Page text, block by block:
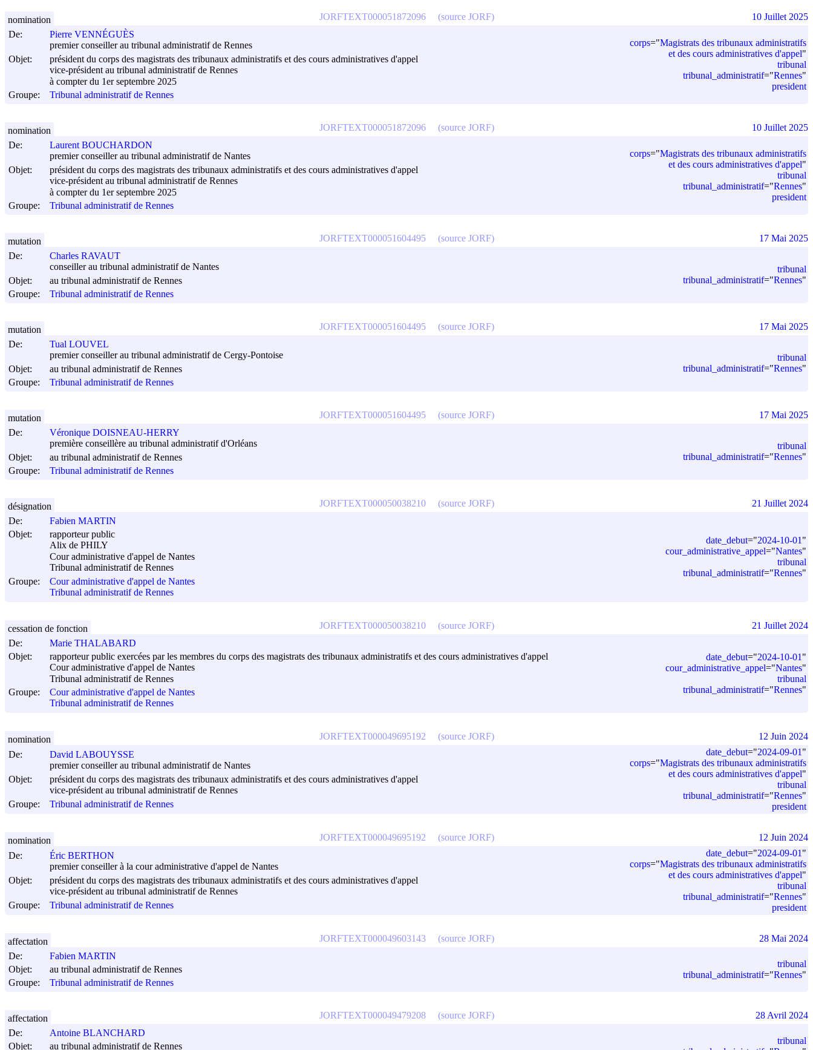
De:
Pierre VENNÉGUÈS
premier conseiller au tribunal administratif de Rennes
Objet:
président du corps des magistrats des tribunaux administratifs et des cours administratives d'appel
vice-président au tribunal administratif de Rennes
à compter du 1er septembre 2025
Groupe:
Tribunal administratif de Rennes
corps="Magistrats des tribunaux administratifs
et des cours administratives d'appel"
tribunal
tribunal_administratif="Rennes"
president
JORFTEXT000051872096 (source JORF)
nomination 10 Juillet 2025
De:
Laurent BOUCHARDON
premier conseiller au tribunal administratif de Nantes
Objet:
président du corps des magistrats des tribunaux administratifs et des cours administratives d'appel
vice-président au tribunal administratif de Rennes
à compter du 1er septembre 2025
Groupe:
Tribunal administratif de Rennes
corps="Magistrats des tribunaux administratifs
et des cours administratives d'appel"
tribunal
tribunal_administratif="Rennes"
president
JORFTEXT000051872096 (source JORF)
nomination 10 Juillet 2025
De:
Charles RAVAUT
conseiller au tribunal administratif de Nantes
Objet:
au tribunal administratif de Rennes
Groupe:
Tribunal administratif de Rennes
tribunal
tribunal_administratif="Rennes"
JORFTEXT000051604495 (source JORF)
mutation 17 Mai 2025
De:
Tual LOUVEL
premier conseiller au tribunal administratif de Cergy-Pontoise
Objet:
au tribunal administratif de Rennes
Groupe:
Tribunal administratif de Rennes
tribunal
tribunal_administratif="Rennes"
JORFTEXT000051604495 (source JORF)
mutation 17 Mai 2025
De:
Véronique DOISNEAU-HERRY
première conseillère au tribunal administratif d'Orléans
Objet:
au tribunal administratif de Rennes
Groupe:
Tribunal administratif de Rennes
tribunal
tribunal_administratif="Rennes"
JORFTEXT000051604495 (source JORF)
mutation 17 Mai 2025
De:
Fabien MARTIN
Objet:
rapporteur public
Alix de PHILY
Cour administrative d'appel de Nantes
Tribunal administratif de Rennes
Groupe:
Cour administrative d'appel de Nantes
Tribunal administratif de Rennes
date_debut="2024-10-01 "
cour_administrative_appel="Nantes"
tribunal
tribunal_administratif="Rennes"
JORFTEXT000050038210 (source JORF)
désignation 21 Juillet 2024
De:
Marie THALABARD
Objet:
rapporteur public exercées par les membres du corps des magistrats des tribunaux administratifs et des cours administratives d'appel
Cour administrative d'appel de Nantes
Tribunal administratif de Rennes
Groupe:
Cour administrative d'appel de Nantes
Tribunal administratif de Rennes
date_debut="2024-10-01 "
cour_administrative_appel="Nantes"
tribunal
tribunal_administratif="Rennes"
JORFTEXT000050038210 (source JORF)
cessation de fonction 21 Juillet 2024
De:
David LABOUYSSE
premier conseiller au tribunal administratif de Nantes
Objet:
président du corps des magistrats des tribunaux administratifs et des cours administratives d'appel
vice-président au tribunal administratif de Rennes
Groupe:
Tribunal administratif de Rennes
date_debut="2024-09-01 "
corps="Magistrats des tribunaux administratifs
et des cours administratives d'appel"
tribunal
tribunal_administratif="Rennes"
president
JORFTEXT000049695192 (source JORF)
nomination 12 Juin 2024
De:
Éric BERTHON
premier conseiller à la cour administrative d'appel de Nantes
Objet:
président du corps des magistrats des tribunaux administratifs et des cours administratives d'appel
vice-président au tribunal administratif de Rennes
Groupe:
Tribunal administratif de Rennes
date_debut="2024-09-01 "
corps="Magistrats des tribunaux administratifs
et des cours administratives d'appel"
tribunal
tribunal_administratif="Rennes"
president
JORFTEXT000049695192 (source JORF)
nomination 12 Juin 2024
De:
Fabien MARTIN
Objet:
au tribunal administratif de Rennes
Groupe:
Tribunal administratif de Rennes
tribunal
tribunal_administratif="Rennes"
JORFTEXT000049603143 (source JORF)
affectation 28 Mai 2024
De:
Antoine BLANCHARD
Objet:
au tribunal administratif de Rennes
tribunal
JORFTEXT000049479208 (source JORF)
affectation 28 Avril 2024